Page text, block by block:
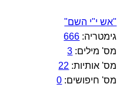
"אש י"י השם"
גימטריה: 666
מס' מילים: 3
מס' אותיות: 22
מס' חיפושים: 0